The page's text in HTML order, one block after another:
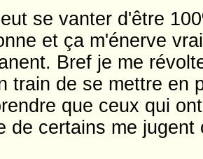
se vanter d'être
et ça m'énerve
Bref je me
train de se mettre en
que ceux qui
de certains me